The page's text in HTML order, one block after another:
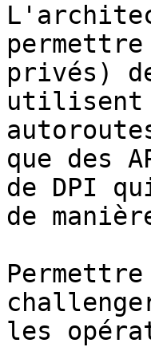
privés)
utilisent
que des
de DPI
de
les